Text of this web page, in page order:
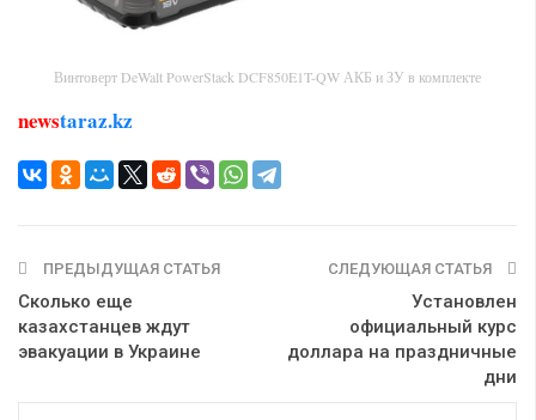
Винтоверт DeWalt PowerStack DCF850E1T-QW АКБ и ЗУ в комплекте
newstaraz.kz
ПРЕДЫДУЩАЯ СТАТЬЯ
Сколько еще
казахстанцев ждут
эвакуации в Украине
СЛЕДУЮЩАЯ СТАТЬЯ
Установлен
официальный курс
доллара на праздничные
дни